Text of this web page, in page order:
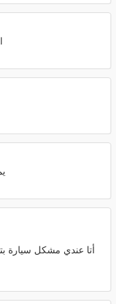
أتا عندي مشكل سيارة